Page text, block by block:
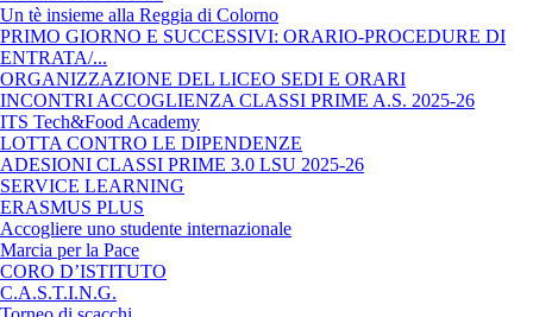
Un tè insieme alla Reggia di Colorno
PRIMO GIORNO E SUCCESSIVI: ORARIO-PROCEDURE DI
ENTRATA/...
ORGANIZZAZIONE DEL LICEO SEDI E ORARI
INCONTRI ACCOGLIENZA CLASSI PRIME A.S. 2025-26
ITS Tech&Food Academy
LOTTA CONTRO LE DIPENDENZE
ADESIONI CLASSI PRIME 3.0 LSU 2025-26
SERVICE LEARNING
ERASMUS PLUS
Accogliere uno studente internazionale
Marcia per la Pace
CORO D’ISTITUTO
C.A.S.T.I.N.G.